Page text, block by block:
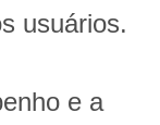
usuários.
e a